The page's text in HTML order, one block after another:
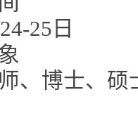
25日
、博士、